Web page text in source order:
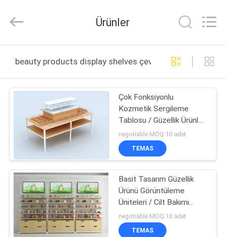
ÜRÜNLER
VIDEOLAR
HAKKIMIZDA
FABRIKA
TURU
KALITE
Shelves
Co.,Ltd.
Reserved.
Ürünler
beauty products display shelves çevrimiçi üretim
Çok Fonksiyonlu
Kozmetik Sergileme
Tablosu / Güzellik Ürünleri
Sergileme Rafları
negotiable MOQ:10 adet
TEMAS
Basit Tasarım Güzellik
Ürünü Görüntüleme
Üniteleri / Cilt Bakımı
Kiosk Zemin Ayaktı
negotiable MOQ:10 adet
TEMAS